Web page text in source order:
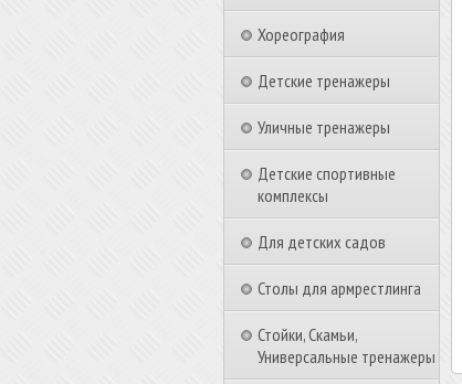
Хореография
Детские тренажеры
Уличные тренажеры
Детские спортивные
комплексы
Для детских садов
Столы для армрестлинга
Стойки, Скамьи,
Универсальные тренажеры